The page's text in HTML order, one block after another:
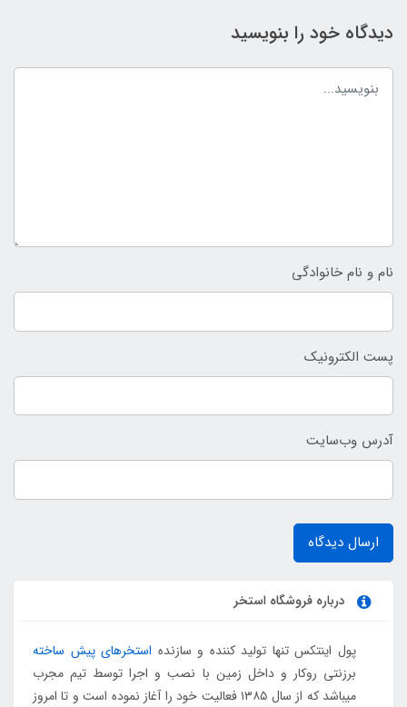
دیدگاه خود را بنویسید
نام و نام خانوادگی
پست الکترونیک
آدرس وب‌سایت
ارسال دیدگاه
درباره فروشگاه استخر
پول اینتکس تنها تولید کننده و سازنده استخرهای پیش ساخته
برزنتی روکار و داخل زمین با نصب و اجرا توسط تیم مجرب
میباشد که از سال ۱۳۸۵ فعالیت خود را آغاز نموده است و تا امروز